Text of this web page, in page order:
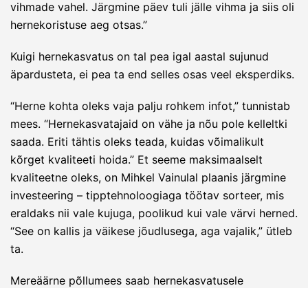
vihmade vahel. Järgmine päev tuli jälle vihma ja siis oli
hernekoristuse aeg otsas.”
Kuigi hernekasvatus on tal pea igal aastal sujunud
äpardusteta, ei pea ta end selles osas veel eksperdiks.
“Herne kohta oleks vaja palju rohkem infot,” tunnistab
mees. “Hernekasvatajaid on vähe ja nõu pole kelleltki
saada. Eriti tähtis oleks teada, kuidas võimalikult
kõrget kvaliteeti hoida.” Et seeme maksimaalselt
kvaliteetne oleks, on Mihkel Vainulal plaanis järgmine
investeering – tipptehnoloogiaga töötav sorteer, mis
eraldaks nii vale kujuga, poolikud kui vale värvi herned.
“See on kallis ja väikese jõudlusega, aga vajalik,” ütleb
ta.
Mereäärne põllumees saab hernekasvatusele